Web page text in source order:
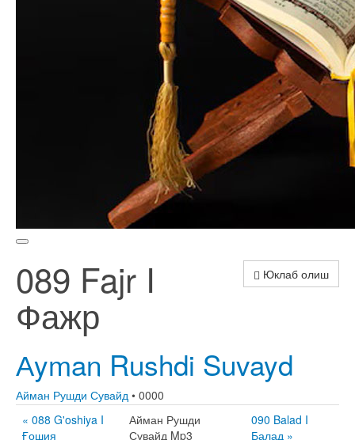
Юклаб олиш
089 Fajr I
Фажр
Аyman Rushdi Suvayd
Айман Рушди Сувайд • 0000
« 088 G'oshiya I
Ғошия
Айман Рушди
Сувайд Mp3
090 Balad I
Балад »